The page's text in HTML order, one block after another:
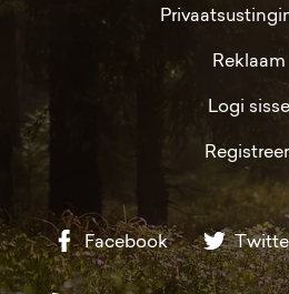
Reklaam
Logi sisse
Facebook